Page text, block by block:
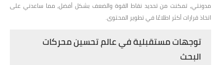
مدونتي، تمكنت من تحديد نقاط القوة والضعف بشكل أفضل، مما ساعدني على
اتخاذ قرارات أكثر اطلاعًا في تطوير المحتوى.
توجهات مستقبلية في عالم تحسين محركات
البحث